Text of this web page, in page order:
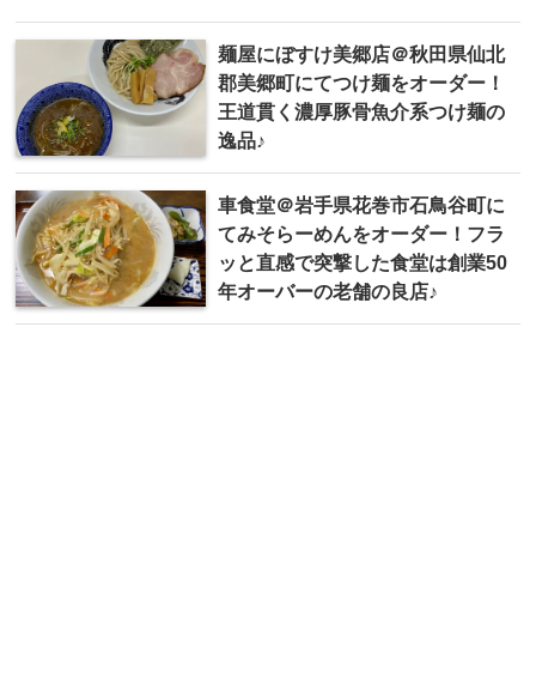
麺屋にぼすけ美郷店＠秋田県仙北
郡美郷町にてつけ麺をオーダー！
王道貫く濃厚豚骨魚介系つけ麺の
逸品♪
車食堂＠岩手県花巻市石鳥谷町に
てみそらーめんをオーダー！フラ
ッと直感で突撃した食堂は創業50
年オーバーの老舗の良店♪